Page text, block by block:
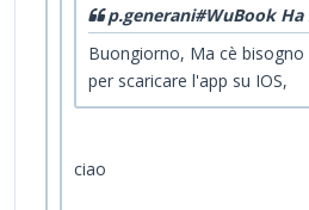
p.generani#WuBook
Buongiorno, Ma cè bisogno
per scaricare l'app su IOS,
ciao